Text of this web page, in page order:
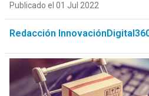
Publicado el 01 Jul 2022
Redacción